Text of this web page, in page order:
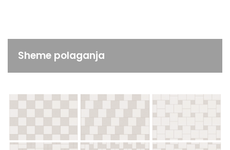
Sheme polaganja